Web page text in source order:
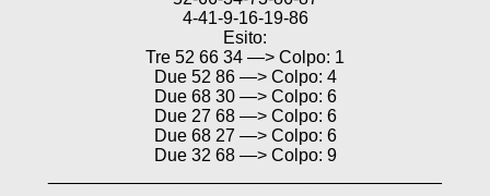
4-41-9-16-19-86
Esito:
Tre 52 66 34 —> Colpo: 1
Due 52 86 —> Colpo: 4
Due 68 30 —> Colpo: 6
Due 27 68 —> Colpo: 6
Due 68 27 —> Colpo: 6
Due 32 68 —> Colpo: 9